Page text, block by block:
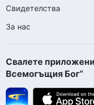
Свидетелства
За нас
Свалете
Всемогъщия Бог“